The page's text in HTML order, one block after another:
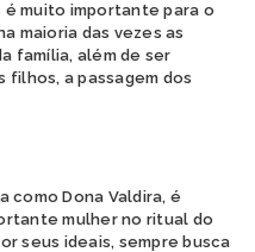
é muito importante para o
maioria das vezes as
família, além de ser
filhos, a passagem dos
como Dona Valdira, é
mulher no ritual do
seus ideais, sempre busca